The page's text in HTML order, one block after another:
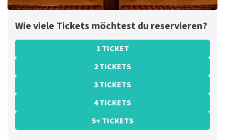
Wie viele Tickets möchtest du reservieren?
1 TICKET
2 TICKETS
3 TICKETS
4 TICKETS
5+ TICKETS